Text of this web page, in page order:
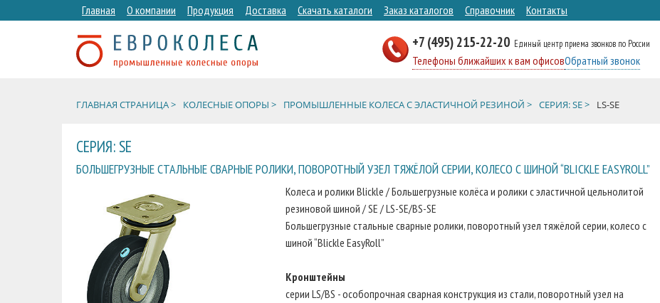
Главная О компании Продукция Доставка Скачать каталоги Заказ каталогов Справочник Контакты
+7 (495) 215-22-20 Единый центр приема звонков по России
Телефоны ближайших к вам офисовОбратный звонок
ГЛАВНАЯ СТРАНИЦА > КОЛЕСНЫЕ ОПОРЫ > ПРОМЫШЛЕННЫЕ КОЛЕСА С ЭЛАСТИЧНОЙ РЕЗИНОЙ > СЕРИЯ: SE > LS-SE
СЕРИЯ: SE
БОЛЬШЕГРУЗНЫЕ СТАЛЬНЫЕ СВАРНЫЕ РОЛИКИ, ПОВОРОТНЫЙ УЗЕЛ ТЯЖЁЛОЙ СЕРИИ, КОЛЕСО С ШИНОЙ “BLICKLE EASYROLL”
Колеса и ролики Blickle / Большегрузные колёса и ролики с эластичной цельнолитой
резиновой шиной / SE / LS-SE/BS-SE
Большегрузные стальные сварные ролики, поворотный узел тяжёлой серии, колесо с
шиной “Blickle EasyRoll”
Кронштейны
серии LS/BS - особопрочная сварная конструкция из стали, поворотный узел на